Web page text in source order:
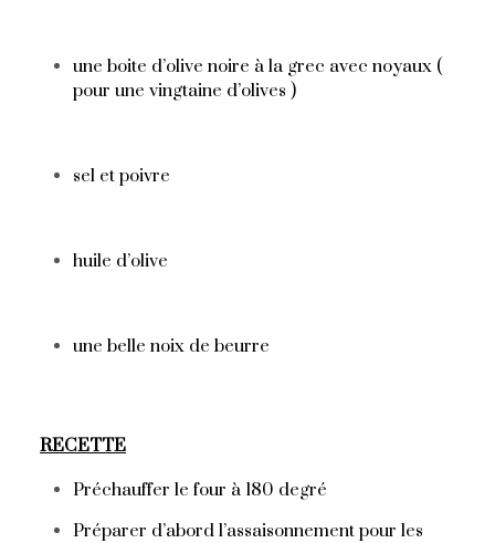
une boite d’olive noire à la grec avec noyaux (
pour une vingtaine d’olives )
sel et poivre
huile d’olive
une belle noix de beurre
RECETTE
Préchauffer le four à 180 degré
Préparer d’abord l’assaisonnement pour les